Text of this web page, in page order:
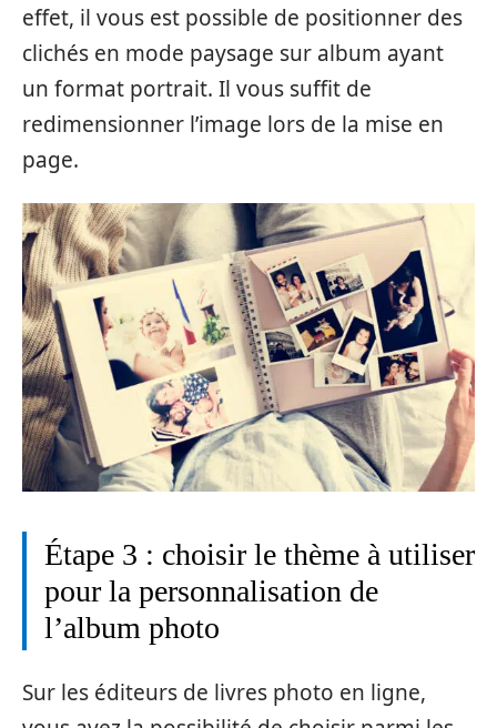
effet, il vous est possible de positionner des
clichés en mode paysage sur album ayant
un format portrait. Il vous suffit de
redimensionner l’image lors de la mise en
page.
Étape 3 : choisir le thème à utiliser
pour la personnalisation de
l’album photo
Sur les éditeurs de livres photo en ligne,